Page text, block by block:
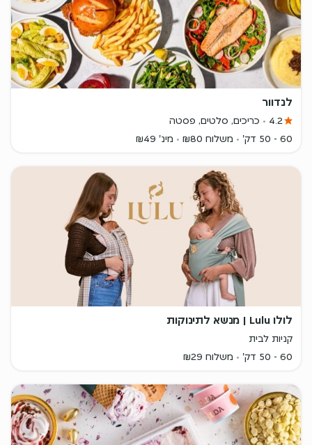
לנדוור
4.2
כריכים, סלטים, פסטה
60 - 50 דק'
משלוח ₪80 מינ' ₪49
לולו Lulu | מנשא לתינוקות
קניות לבית
60 - 50 דק'
משלוח ₪29